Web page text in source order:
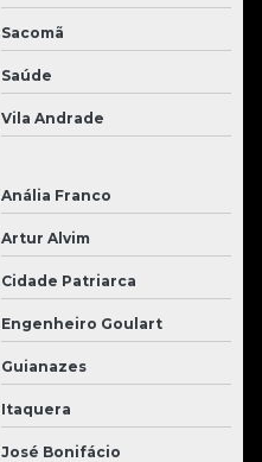
Sacomã
Saúde
Vila Andrade
Anália Franco
Artur Alvim
Cidade Patriarca
Engenheiro Goulart
Guianazes
Itaquera
José Bonifácio